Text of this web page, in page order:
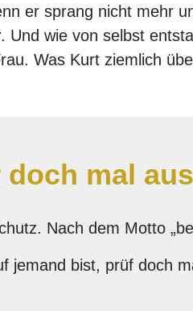
er sprang nicht mehr
Und wie von selbst
Was Kurt ziemlich
doch mal aus
Nach dem Motto
jemand bist, prüf doch